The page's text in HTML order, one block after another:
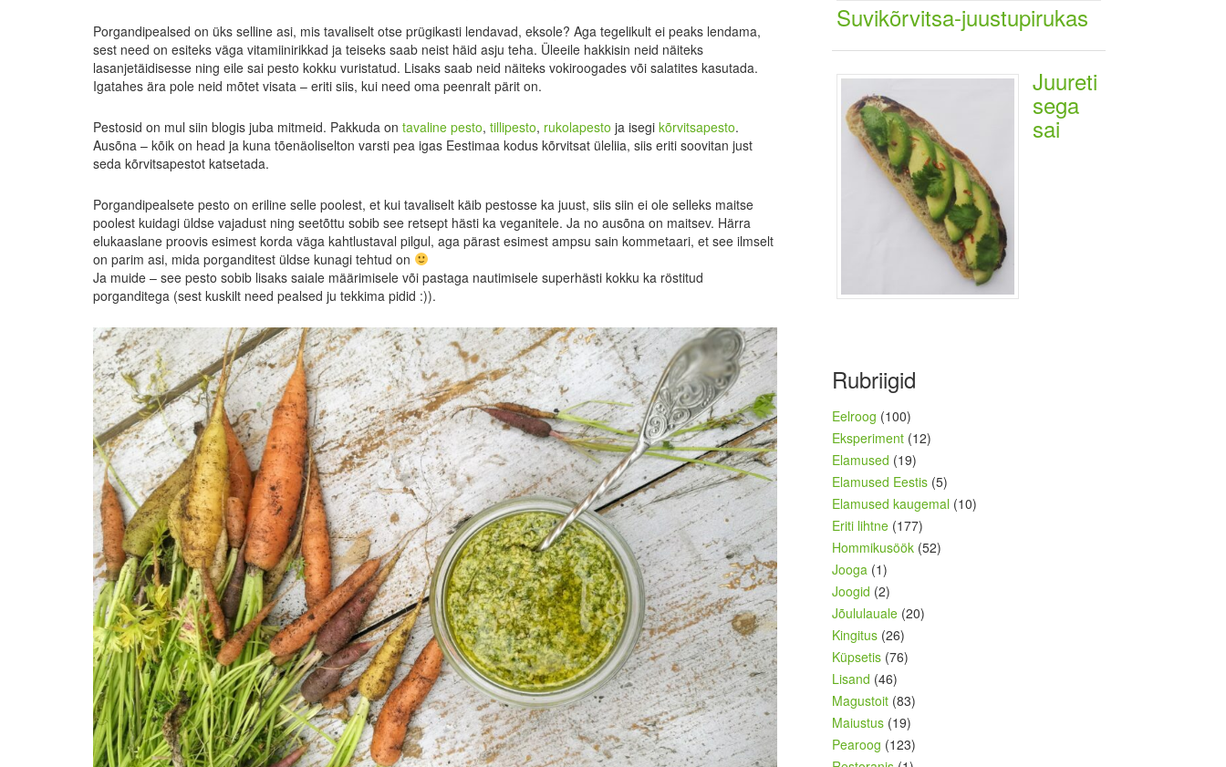
Porgandipealsed on üks selline asi, mis tavaliselt otse prügikasti lendavad, eksole? Aga tegelikult ei peaks lendama,
sest need on esiteks väga vitamiinirikkad ja teiseks saab neist häid asju teha. Üleeile hakkisin neid näiteks
lasanjetäidisesse ning eile sai pesto kokku vuristatud. Lisaks saab neid näiteks vokiroogades või salatites kasutada.
Igatahes ära pole neid mõtet visata – eriti siis, kui need oma peenralt pärit on.
Pestosid on mul siin blogis juba mitmeid. Pakkuda on tavaline pesto, tillipesto, rukolapesto ja isegi kõrvitsapesto.
Ausõna – kõik on head ja kuna tõenäoliselton varsti pea igas Eestimaa kodus kõrvitsat üleliia, siis eriti soovitan just
seda kõrvitsapestot katsetada.
Porgandipealsete pesto on eriline selle poolest, et kui tavaliselt käib pestosse ka juust, siis siin ei ole selleks maitse
poolest kuidagi üldse vajadust ning seetõttu sobib see retsept hästi ka veganitele. Ja no ausõna on maitsev. Härra
elukaaslane proovis esimest korda väga kahtlustaval pilgul, aga pärast esimest ampsu sain kommetaari, et see ilmselt
on parim asi, mida porganditest üldse kunagi tehtud on
Ja muide – see pesto sobib lisaks saiale määrimisele või pastaga nautimisele superhästi kokku ka röstitud
porganditega (sest kuskilt need pealsed ju tekkima pidid :)).
Suvikõrvitsa-juustupirukas
Juureti
sega
sai
Rubriigid
Eelroog (100)
Eksperiment (12)
Elamused (19)
Elamused Eestis (5)
Elamused kaugemal (10)
Eriti lihtne (177)
Hommikusöök (52)
Jooga (1)
Joogid (2)
Jõululauale (20)
Kingitus (26)
Küpsetis (76)
Lisand (46)
Magustoit (83)
Maiustus (19)
Pearoog (123)